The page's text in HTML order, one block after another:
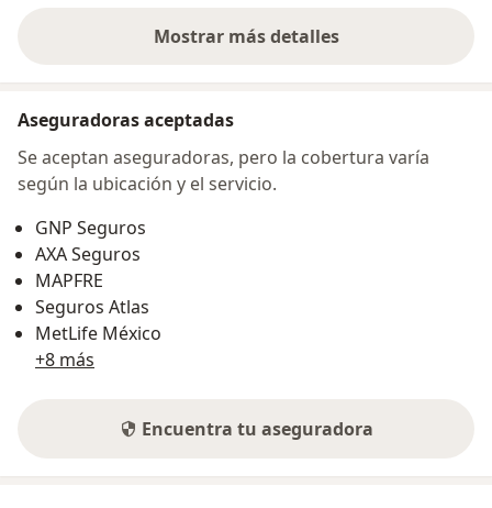
Mostrar más detalles
sobre la dirección
Aseguradoras aceptadas
Se aceptan aseguradoras, pero la cobertura varía
según la ubicación y el servicio.
GNP Seguros
AXA Seguros
MAPFRE
Seguros Atlas
MetLife México
+8 más
Encuentra tu aseguradora